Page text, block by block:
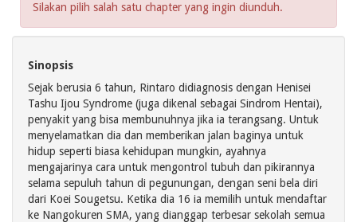
Silakan pilih salah satu chapter yang ingin diunduh.
Sinopsis
Sejak berusia 6 tahun, Rintaro didiagnosis dengan Henisei
Tashu Ijou Syndrome (juga dikenal sebagai Sindrom Hentai),
penyakit yang bisa membunuhnya jika ia terangsang. Untuk
menyelamatkan dia dan memberikan jalan baginya untuk
hidup seperti biasa kehidupan mungkin, ayahnya
mengajarinya cara untuk mengontrol tubuh dan pikirannya
selama sepuluh tahun di pegunungan, dengan seni bela diri
dari Koei Sougetsu. Ketika dia 16 ia memilih untuk mendaftar
ke Nangokuren SMA, yang dianggap terbesar sekolah semua